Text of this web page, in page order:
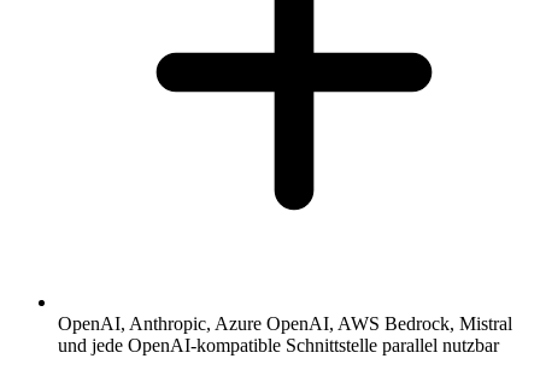
OpenAI, Anthropic, Azure OpenAI, AWS Bedrock, Mistral
und jede OpenAI-kompatible Schnittstelle parallel nutzbar